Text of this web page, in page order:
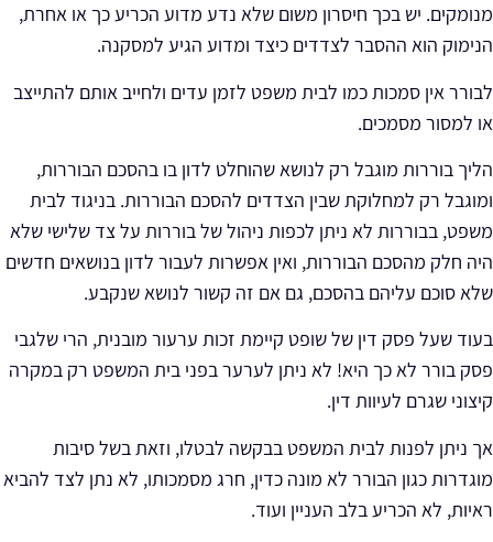
מנומקים. יש בכך חיסרון משום שלא נדע מדוע הכריע כך או אחרת,
הנימוק הוא ההסבר לצדדים כיצד ומדוע הגיע למסקנה.
לבורר אין סמכות כמו לבית משפט לזמן עדים ולחייב אותם להתייצב
או למסור מסמכים.
הליך בוררות מוגבל רק לנושא שהוחלט לדון בו בהסכם הבוררות,
ומוגבל רק למחלוקת שבין הצדדים להסכם הבוררות. בניגוד לבית
משפט, בבוררות לא ניתן לכפות ניהול של בוררות על צד שלישי שלא
היה חלק מהסכם הבוררות, ואין אפשרות לעבור לדון בנושאים חדשים
שלא סוכם עליהם בהסכם, גם אם זה קשור לנושא שנקבע.
בעוד שעל פסק דין של שופט קיימת זכות ערעור מובנית, הרי שלגבי
פסק בורר לא כך היא! לא ניתן לערער בפני בית המשפט רק במקרה
קיצוני שגרם לעיוות דין.
אך ניתן לפנות לבית המשפט בבקשה לבטלו, וזאת בשל סיבות
מוגדרות כגון הבורר לא מונה כדין, חרג מסמכותו, לא נתן לצד להביא
ראיות, לא הכריע בלב העניין ועוד.